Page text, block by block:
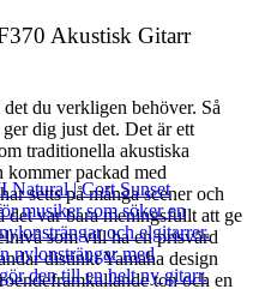
Akustisk Gitarr
du verkligen behöver. Så
dig just det. Det är ett
traditionella akustiska
kommer packad med
setts på många scener och
det var bara meningsfullt att ge
som vill ha en prisvärd
distinkt Yamaha design
ton och en